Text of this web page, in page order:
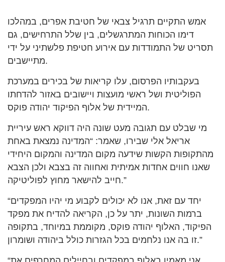
אמש התקיים תרגיל צבאי של חטיבת אפרים, במהלכו
דימו הכוחות המתרגשלים, בין שלל התרחישים, גם
תסריט של התמודדות עם אירוע חטיפת פלשתיני על ידי
מתיישבים.
בעקבותיו הפרסום, עלו קריאות של בכירים במערכת
הפוליטית ושל ראשי מועצות ויישובים באזור להדחתו
המיידית של אלוף הפיקוד יהודה פוקס.
מי שבלט עם תגובה מעט שונה היה דווקא ראש עיריית
אריאל אלי שבירו, שאמר: “המדינה נמצאת באחת
מהתקופות הקשות שידעה מקום המדינה והמקום היחידי
שאנו חווים אחדות אמיתית ואחווה זה בצבא ולכן הצבא
חייב להישאר מחוץ לפוליטיקה.”
“יחד עם זאת, אנו לא יכולים לקבוע מי יהיו המפקדים
ברמות השונות, יתר על כן, הקריאה להדיח את מפקד
הפיקוד, האלוף יהודה פוקס, מקוממת במיוחד, בתקופה
זו בה אנו נלחמים בכל הגזרות כולל ביהודה ושומרון.”